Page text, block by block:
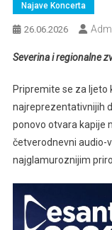
Najave Koncerta
26.06.2026
Severina i regionalne
Pripremite se za ljeto
najreprezentativnijih
ponovo otvara kapije
četverodnevni audio-
najglamuroznijim